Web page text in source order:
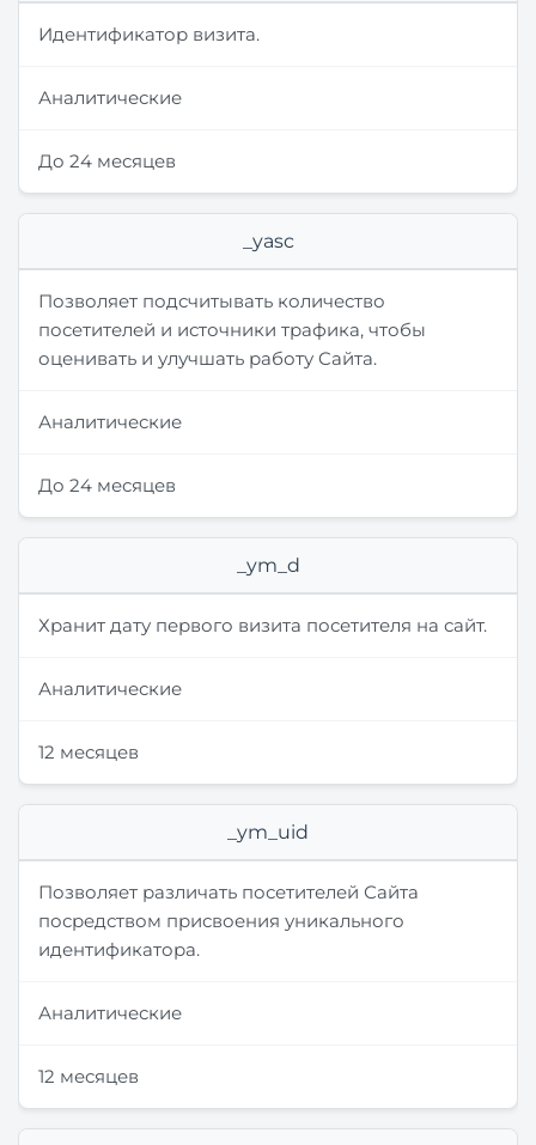
Идентификатор визита.
Аналитические
До 24 месяцев
_yasc
Позволяет подсчитывать количество
посетителей и источники трафика, чтобы
оценивать и улучшать работу Cайта.
Аналитические
До 24 месяцев
_ym_d
Хранит дату первого визита посетителя на сайт.
Аналитические
12 месяцев
_ym_uid
Позволяет различать посетителей Сайта
посредством присвоения уникального
идентификатора.
Аналитические
12 месяцев